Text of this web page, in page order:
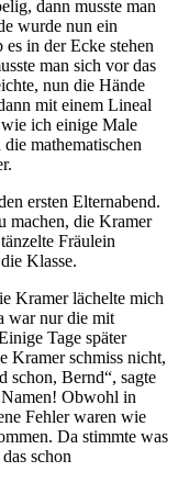
dann musste man
wurde nun ein
in der Ecke stehen
man sich vor das
nun die Hände
mit einem Lineal
ich einige Male
mathematischen
ersten Elternabend.
machen, die Kramer
Fräulein
Klasse.
Kramer lächelte mich
war nur die mit
Tage später
Kramer schmiss nicht,
schon, Bernd , sagte
Obwohl in
Fehler waren wie
Da stimmte was
schon